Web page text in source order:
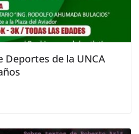
Deportes de la UNCA